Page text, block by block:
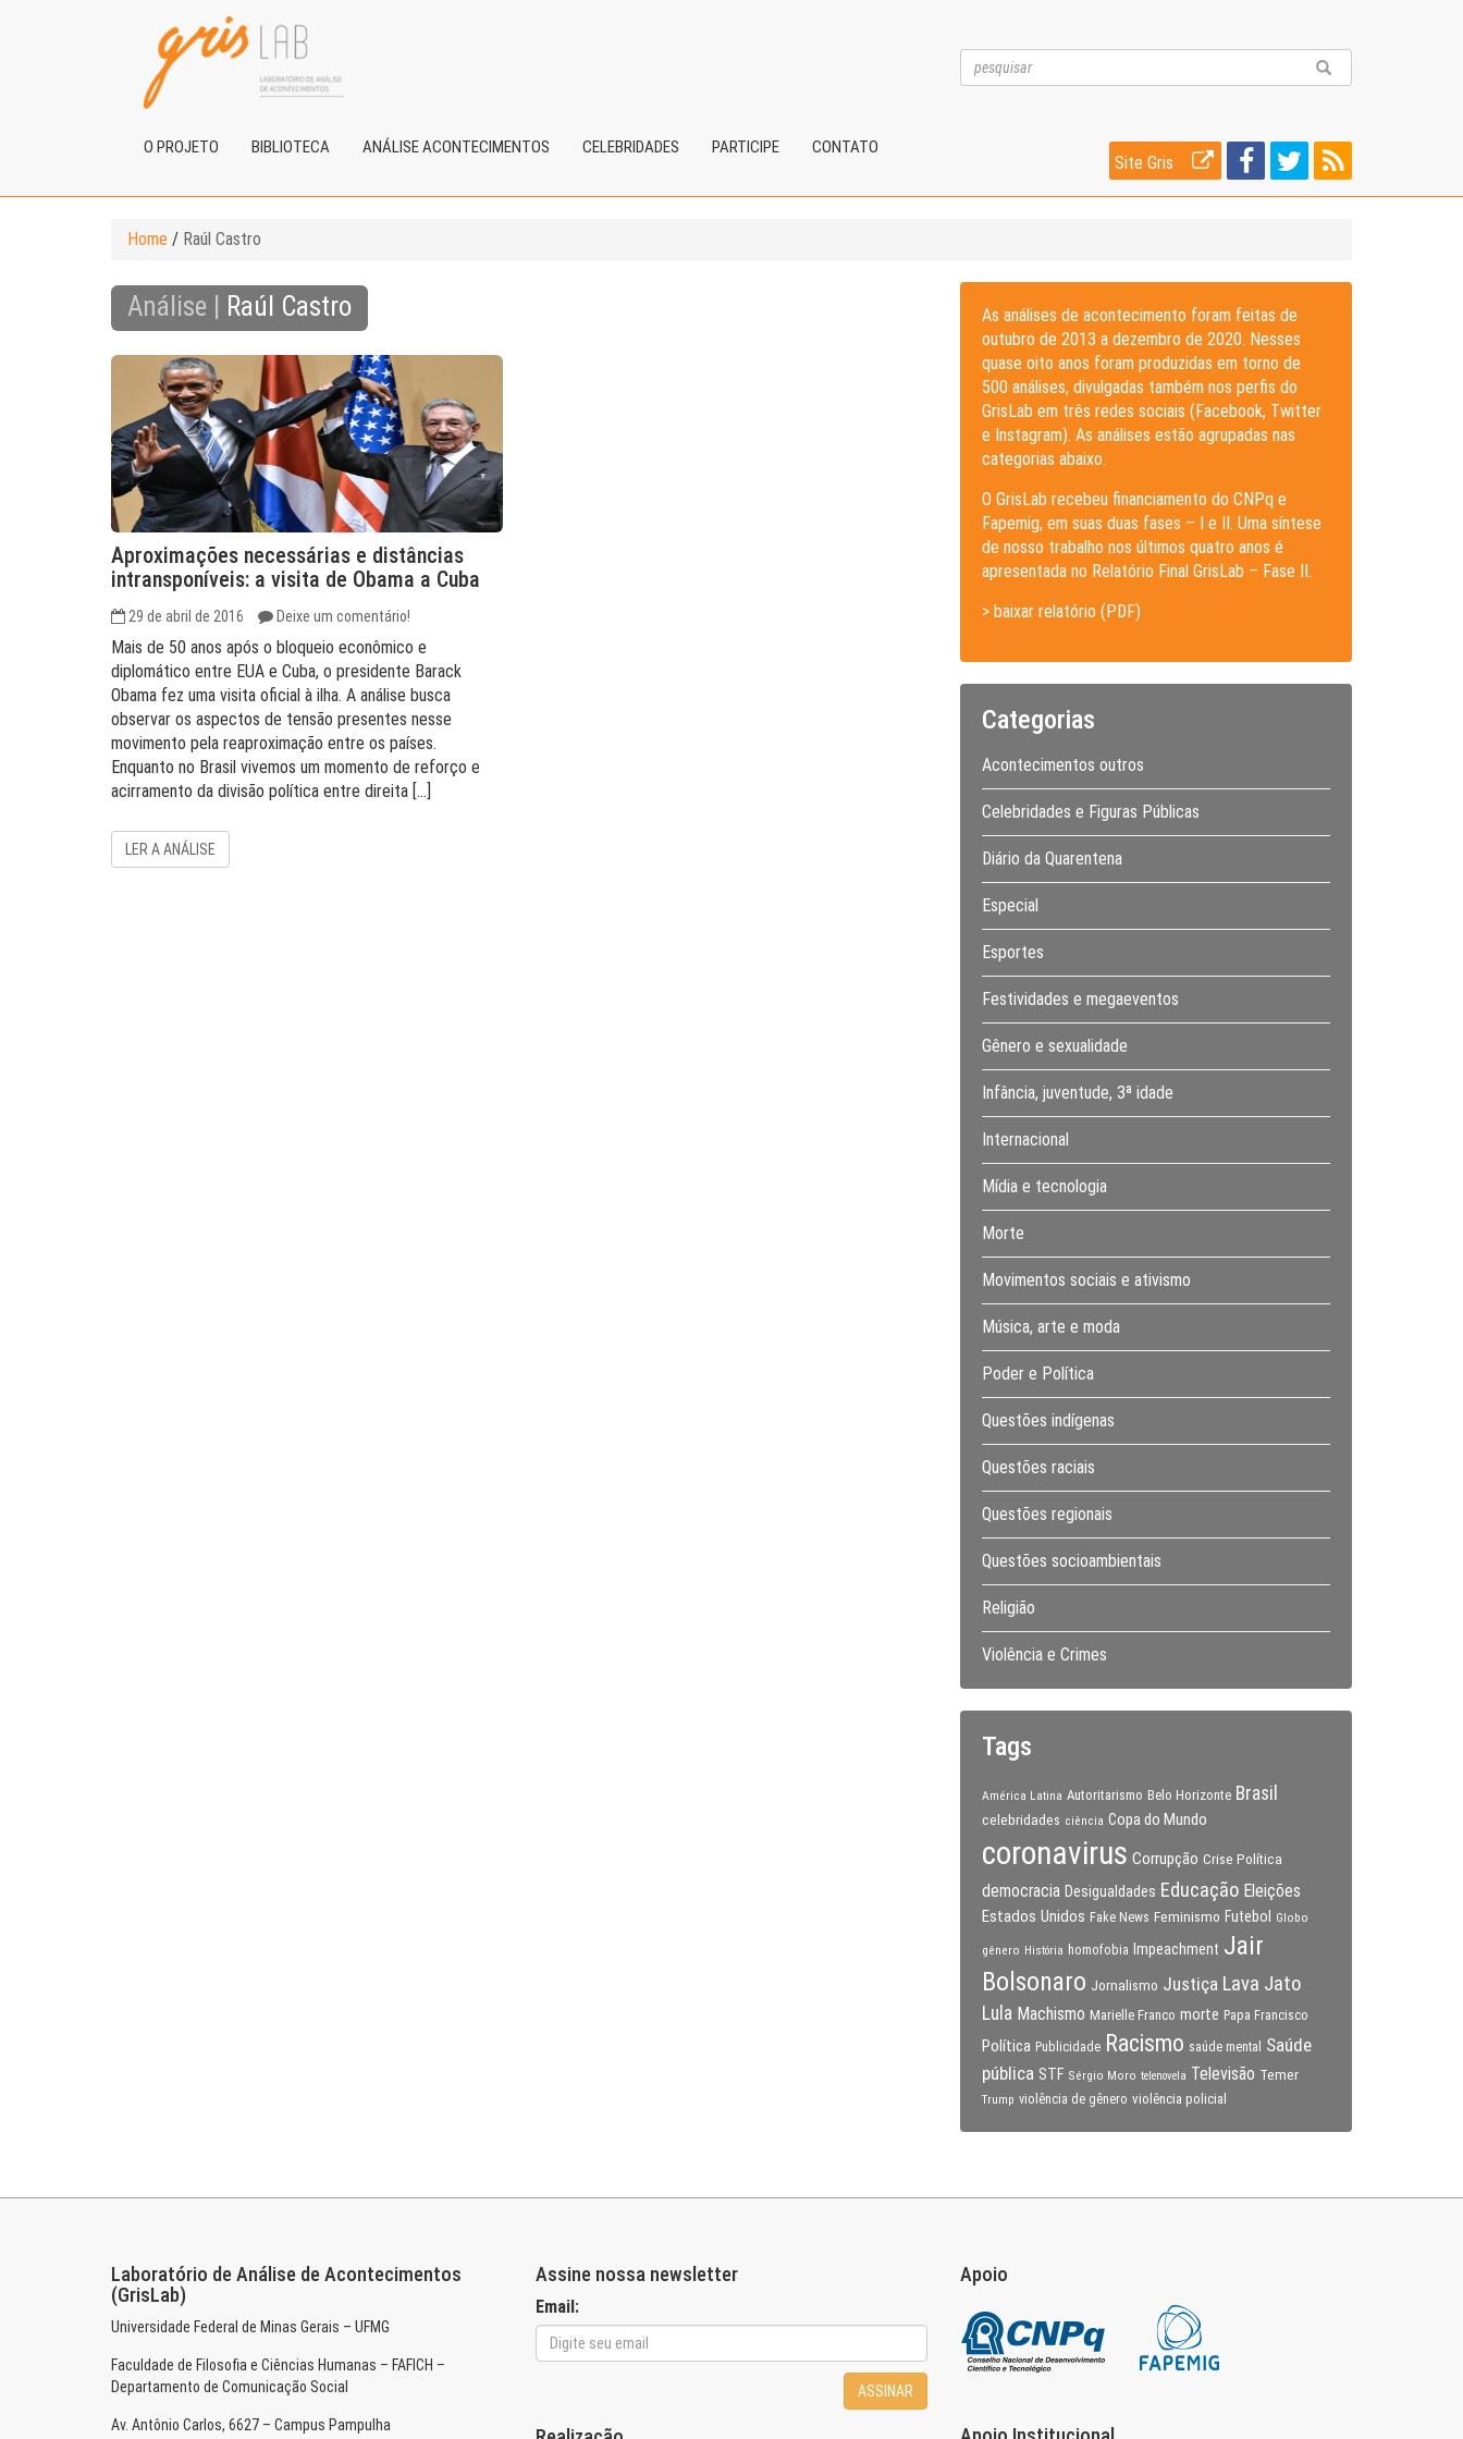
O PROJETO BIBLIOTECA ANÁLISE ACONTECIMENTOS CELEBRIDADES PARTICIPE CONTATO
Site Gris
Home / Raúl Castro
Análise | Raúl Castro
Aproximações necessárias e distâncias
intransponíveis: a visita de Obama a Cuba
29 de abril de 2016 Deixe um comentário!
Mais de 50 anos após o bloqueio econômico e
diplomático entre EUA e Cuba, o presidente Barack
Obama fez uma visita oficial à ilha. A análise busca
observar os aspectos de tensão presentes nesse
movimento pela reaproximação entre os países.
Enquanto no Brasil vivemos um momento de reforço e
acirramento da divisão política entre direita […]
LER A ANÁLISE
As análises de acontecimento foram feitas de
outubro de 2013 a dezembro de 2020. Nesses
quase oito anos foram produzidas em torno de
500 análises, divulgadas também nos perfis do
GrisLab em três redes sociais (Facebook, Twitter
e Instagram). As análises estão agrupadas nas
categorias abaixo.
O GrisLab recebeu financiamento do CNPq e
Fapemig, em suas duas fases – I e II. Uma síntese
de nosso trabalho nos últimos quatro anos é
apresentada no Relatório Final GrisLab – Fase II.
> baixar relatório (PDF)
Categorias
Acontecimentos outros
Celebridades e Figuras Públicas
Diário da Quarentena
Especial
Esportes
Festividades e megaeventos
Gênero e sexualidade
Infância, juventude, 3ª idade
Internacional
Mídia e tecnologia
Morte
Movimentos sociais e ativismo
Música, arte e moda
Poder e Política
Questões indígenas
Questões raciais
Questões regionais
Questões socioambientais
Religião
Violência e Crimes
Tags
América Latina Autoritarismo Belo Horizonte Brasil
celebridades ciência Copa do Mundo
coronavirus Corrupção Crise Política
democracia Desigualdades Educação Eleições
Estados Unidos Fake News Feminismo Futebol Globo
gênero História homofobia Impeachment Jair
Bolsonaro Jornalismo Justiça Lava Jato
Lula Machismo Marielle Franco morte Papa Francisco
Política Publicidade Racismo saúde mental
Saúde
pública STF Sérgio Moro telenovela Televisão Temer
Trump violência de gênero violência policial
Laboratório de Análise de Acontecimentos
(GrisLab)
Universidade Federal de Minas Gerais – UFMG
Faculdade de Filosofia e Ciências Humanas – FAFICH –
Departamento de Comunicação Social
Av. Antônio Carlos, 6627 – Campus Pampulha
Assine nossa newsletter
Email:
ASSINAR
Apoio